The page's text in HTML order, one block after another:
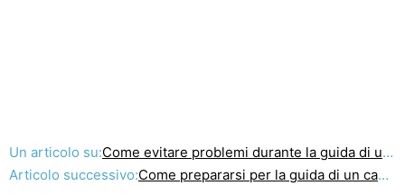
Un articolo su:Come evitare problemi durante la guida di una trasmissione manuale
Articolo successivo:Come prepararsi per la guida di un cambio manuale auto